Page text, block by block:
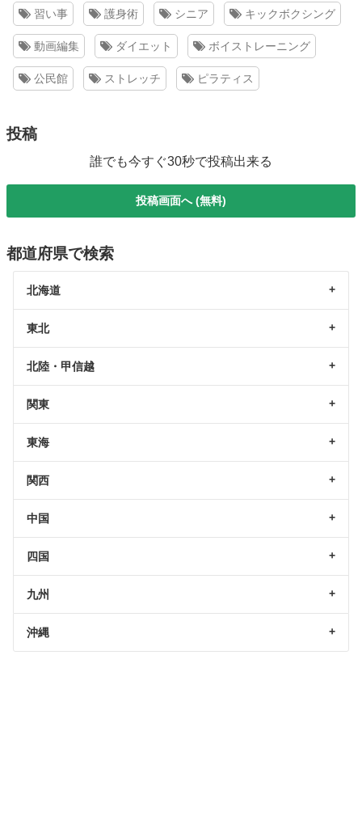
習い事 護身術 シニア キックボクシング
動画編集 ダイエット ボイストレーニング
公民館 ストレッチ ピラティス
投稿
誰でも今すぐ30秒で投稿出来る
投稿画面へ (無料)
都道府県で検索
北海道
東北
北陸・甲信越
関東
東海
関西
中国
四国
九州
沖縄